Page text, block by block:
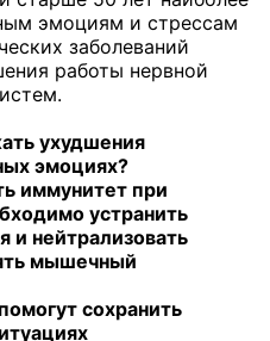
эмоциям и стрессам
заболеваний
работы нервной
ухудшения
эмоциях?
иммунитет при
устранить
и нейтрализовать
мышечный
сохранить